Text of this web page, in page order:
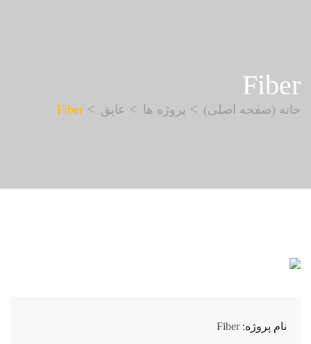
Fiber
خانه (صفحه اصلی) پروژه ها عایق Fiber
نام پروژه:Fiber